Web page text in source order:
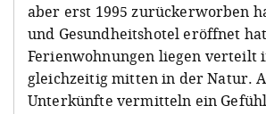
aber erst 1995 zurückerworben
und Gesundheitshotel eröffnet
Ferienwohnungen liegen verteilt
gleichzeitig mitten in der Natur.
Unterkünfte vermitteln ein